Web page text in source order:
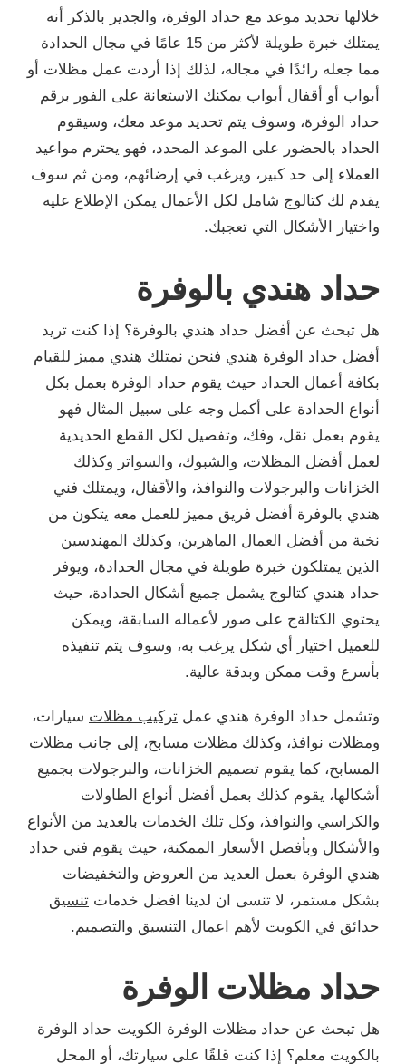
خلالها تحديد موعد مع حداد الوفرة، والجدير بالذكر أنه
يمتلك خبرة طويلة لأكثر من 15 عامًا في مجال الحدادة
مما جعله رائدًا في مجاله، لذلك إذا أردت عمل مظلات أو
أبواب أو أقفال أبواب يمكنك الاستعانة على الفور برقم
حداد الوفرة، وسوف يتم تحديد موعد معك، وسيقوم
الحداد بالحضور على الموعد المحدد، فهو يحترم مواعيد
العملاء إلى حد كبير، ويرغب في إرضائهم، ومن ثم سوف
يقدم لك كتالوج شامل لكل الأعمال يمكن الإطلاع عليه
واختيار الأشكال التي تعجبك.
حداد هندي بالوفرة
هل تبحث عن أفضل حداد هندي بالوفرة؟ إذا كنت تريد
أفضل حداد الوفرة هندي فنحن نمتلك هندي مميز للقيام
بكافة أعمال الحداد حيث يقوم حداد الوفرة بعمل بكل
أنواع الحدادة على أكمل وجه على سبيل المثال فهو
يقوم بعمل نقل، وفك، وتفصيل لكل القطع الحديدية
لعمل أفضل المظلات، والشبوك، والسواتر وكذلك
الخزانات والبرجولات والنوافذ، والأقفال، ويمتلك فني
هندي بالوفرة أفضل فريق مميز للعمل معه يتكون من
نخبة من أفضل العمال الماهرين، وكذلك المهندسين
الذين يمتلكون خبرة طويلة في مجال الحدادة، ويوفر
حداد هندي كتالوج يشمل جميع أشكال الحدادة، حيث
يحتوي الكتالةج على صور لأعماله السابقة، ويمكن
للعميل اختيار أي شكل يرغب به، وسوف يتم تنفيذه
بأسرع وقت ممكن وبدقة عالية.
وتشمل حداد الوفرة هندي عمل تركيب مظلات سيارات،
ومظلات نوافذ، وكذلك مظلات مسابح، إلى جانب مظلات
المسابح، كما يقوم تصميم الخزانات، والبرجولات بجميع
أشكالها، يقوم كذلك بعمل أفضل أنواع الطاولات
والكراسي والنوافذ، وكل تلك الخدمات بالعديد من الأنواع
والأشكال وبأفضل الأسعار الممكنة، حيث يقوم فني حداد
هندي الوفرة بعمل العديد من العروض والتخفيضات
بشكل مستمر، لا تنسى ان لدينا افضل خدمات تنسيق
حدائق في الكويت لأهم اعمال التنسيق والتصميم.
حداد مظلات الوفرة
هل تبحث عن حداد مظلات الوفرة الكويت حداد الوفرة
بالكويت معلم؟ إذا كنت قلقًا على سيارتك، أو المحل